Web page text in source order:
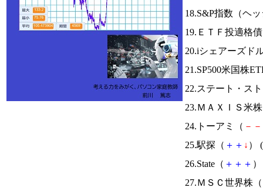
18.S&P指数（ヘ
19.ＥＴＦ投適格
20.iシェアーズド
21.SP500米国株
22.ステート・ス
23.ＭＡＸＩＳ米
24.トーアミ（ － －
25.駅探（ ＋ ＋ ↓ ） (
26.State（ ＋ ＋ ＋
27.ＭＳＣ世界株（